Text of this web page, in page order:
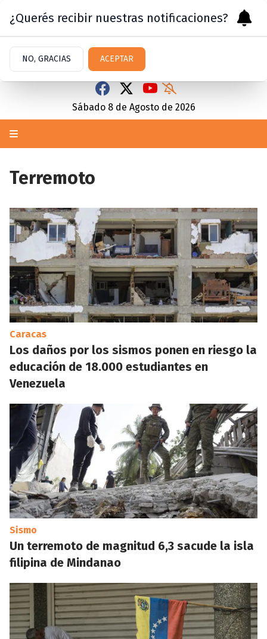
Sábado 8 de Agosto de 2026
Terremoto
Caracas
Los daños por los sismos ponen en riesgo la
educación de 18.000 estudiantes en
Venezuela
Sismo
Un terremoto de magnitud 6,3 sacude la isla
filipina de Mindanao
¿Querés recibir nuestras notificaciones?
NO, GRACIAS ACEPTAR